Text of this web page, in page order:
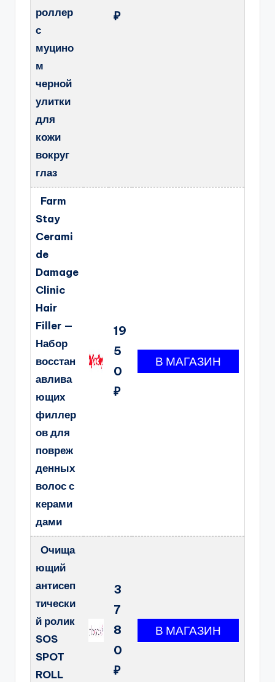
роллер
с
муцино
м
черной
улитки
для
кожи
вокруг
глаз
₽
Farm
Stay
Cerami
de
Damage
Clinic
Hair
Filler —
Набор
восстан
авлива
ющих
филлер
ов для
повреж
денных
волос с
керами
дами
19
5
0
₽
Очища
ющий
антисеп
тически
й ролик
SOS
SPOT
ROLL
3
7
8
0
₽